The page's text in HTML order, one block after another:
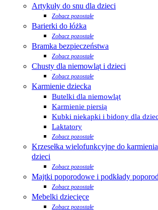
Artykuły do snu dla dzieci
Zobacz pozostałe
Barierki do łóżka
Zobacz pozostałe
Bramka bezpieczeństwa
Zobacz pozostałe
Chusty dla niemowląt i dzieci
Zobacz pozostałe
Karmienie dziecka
Butelki dla niemowląt
Karmienie piersią
Kubki niekapki i bidony dla
Laktatory
Zobacz pozostałe
Krzesełka wielofunkcyjne do karmienia
dzieci
Zobacz pozostałe
Majtki poporodowe i podkłady
Zobacz pozostałe
Mebelki dziecięce
Zobacz pozostałe